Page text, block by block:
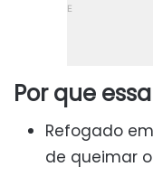
Por que
Refogado
de queimar